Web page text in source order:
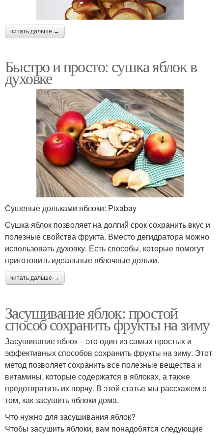
читать дальше →
Быстро и просто: сушка яблок в
духовке
Сушеные дольками яблоки: Pixabay
Сушка яблок позволяет на долгий срок сохранить вкус и
полезные свойства фрукта. Вместо дегидратора можно
использовать духовку. Есть способы, которые помогут
приготовить идеальные яблочные дольки.
читать дальше →
Засушивание яблок: простой
способ сохранить фрукты на зиму
Засушивание яблок – это один из самых простых и
эффективных способов сохранить фрукты на зиму. Этот
метод позволяет сохранить все полезные вещества и
витамины, которые содержатся в яблоках, а также
предотвратить их порчу. В этой статье мы расскажем о
том, как засушить яблоки дома.
Что нужно для засушивания яблок?
Чтобы засушить яблоки, вам понадобятся следующие